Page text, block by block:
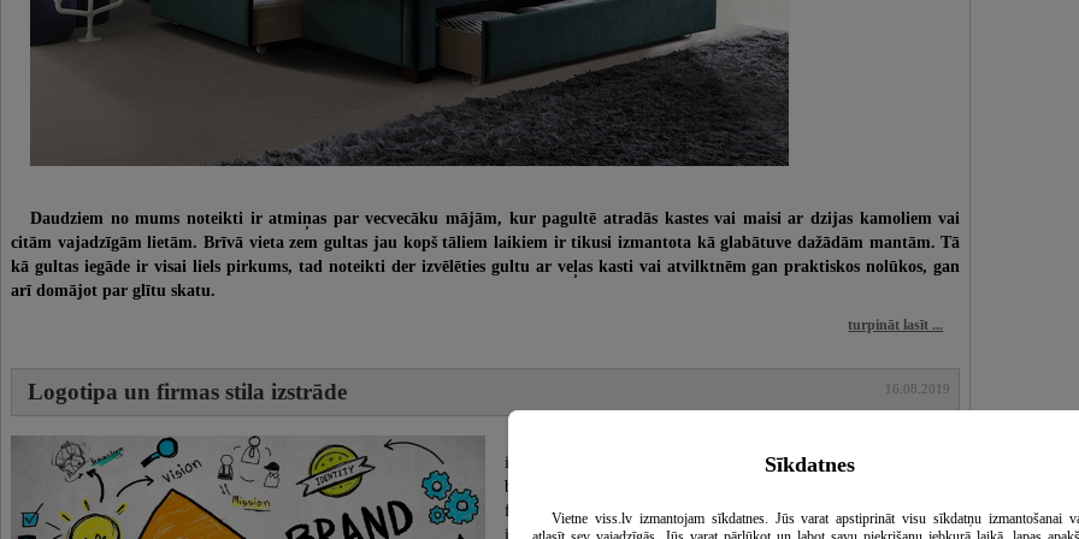
Daudziem no mums noteikti ir atmiņas par vecvecāku mājām, kur pagultē atradās kastes vai maisi ar dzijas kamoliem vai
citām vajadzīgām lietām. Brīvā vieta zem gultas jau kopš tāliem laikiem ir tikusi izmantota kā glabātuve dažādām mantām. Tā
kā gultas iegāde ir visai liels pirkums, tad noteikti der izvēlēties gultu ar veļas kasti vai atvilktnēm gan praktiskos nolūkos, gan
arī domājot par glītu skatu.
turpināt lasīt ...
​Logotipa un firmas stila izstrāde 16.08.2019
izmantota, lai sniegtu priekšstatu par kompānijas, uzņēmuma,
brenda ideju un tēlu. Galvenais logotipa mērķis ir individualitāte,
firmas stila atpazīstamības veicināšana, uzmanības pievēršana un
identificēšana konkurentu vidū.
Sīkdatnes
Vietne viss.lv izmantojam sīkdatnes. Jūs varat apstiprināt visu sīkdatņu izmantošanai